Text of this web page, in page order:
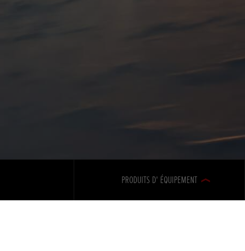
PRODUITS D' ÉQUIPEMENT